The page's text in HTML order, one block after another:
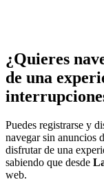
¿Quieres
de una
Puedes registrarse y
navegar sin anuncios
disfrutar de una
sabiendo que desde
web.